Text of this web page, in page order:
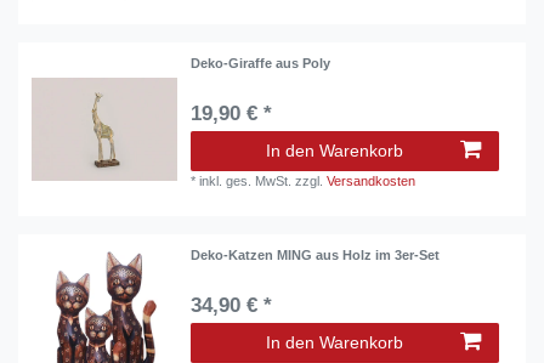
Deko-Giraffe aus Poly
19,90 € *
In den Warenkorb
*inkl. ges. MwSt. zzgl.Versandkosten
Deko-Katzen MING aus Holz im 3er-Set
34,90 € *
In den Warenkorb